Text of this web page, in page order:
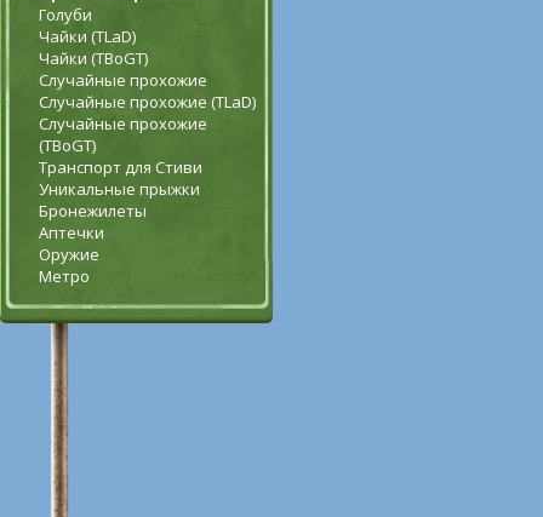
Голуби
Чайки (TLaD)
Чайки (TBoGT)
Случайные прохожие
Случайные прохожие (TLaD)
Случайные прохожие
(TBoGT)
Транспорт для Стиви
Уникальные прыжки
Бронежилеты
Аптечки
Оружие
Метро